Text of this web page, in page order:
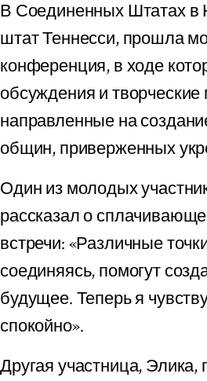
В Соединенных Штатах
штат Теннесси, прошла
конференция, в ходе
обсуждения и
направленные на
общин, приверженных
Один из молодых
рассказал о
встречи: «Различные
соединяясь, помогут
будущее. Теперь я
спокойно».
Другая участница,